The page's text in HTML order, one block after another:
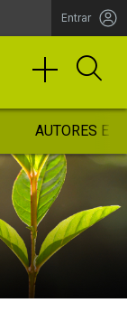
Entrar
AUTORES